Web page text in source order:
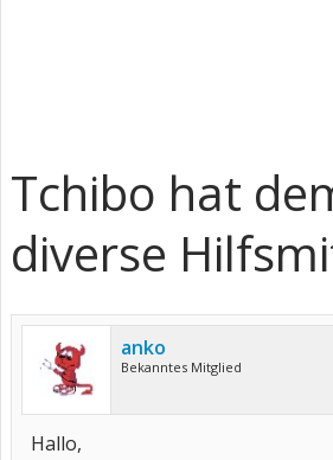
Tchibo hat
diverse
anko
Bekanntes Mitglied
Hallo,